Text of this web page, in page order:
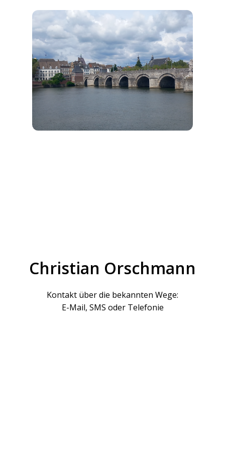
Christian Orschmann
Kontakt über die bekannten Wege:
E-Mail, SMS oder Telefonie